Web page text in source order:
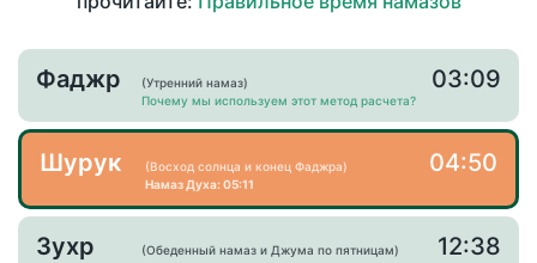
Фаджр
(Утренний намаз)
Почему мы используем этот метод расчета?
03:09
Шурук
(Восход солнца и конец Фаджра)
Намаз Духа: 05:11
04:50
Зухр (Обеденный намаз и Джума по пятницам) 12:38